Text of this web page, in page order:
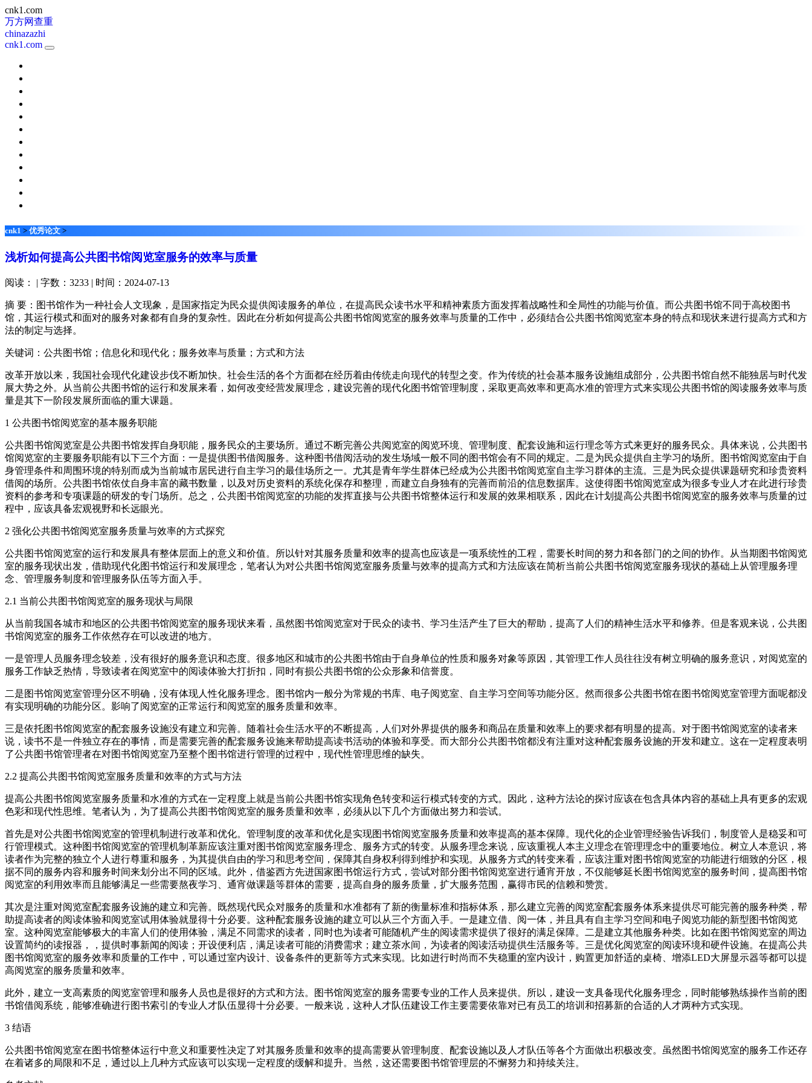
cnk1.com
万方网查重
chinazazhi
cnk1.com
cnk1 > 优秀论文 >
浅析如何提高公共图书馆阅览室服务的效率与质量
阅读： | 字数：3233 | 时间：2024-07-13
摘 要：图书馆作为一种社会人文现象，是国家指定为民众提供阅读服务的单位，在提高民众读书水平和精神素质方面发挥着战略性和全局性的功能与价值。而公共图书馆不同于高校图书
馆，其运行模式和面对的服务对象都有自身的复杂性。因此在分析如何提高公共图书馆阅览室的服务效率与质量的工作中，必须结合公共图书馆阅览室本身的特点和现状来进行提高方式和方
法的制定与选择。
关键词：公共图书馆；信息化和现代化；服务效率与质量；方式和方法
改革开放以来，我国社会现代化建设步伐不断加快。社会生活的各个方面都在经历着由传统走向现代的转型之变。作为传统的社会基本服务设施组成部分，公共图书馆自然不能独居与时代发
展大势之外。从当前公共图书馆的运行和发展来看，如何改变经营发展理念，建设完善的现代化图书馆管理制度，采取更高效率和更高水准的管理方式来实现公共图书馆的阅读服务效率与质
量是其下一阶段发展所面临的重大课题。
1 公共图书馆阅览室的基本服务职能
公共图书馆阅览室是公共图书馆发挥自身职能，服务民众的主要场所。通过不断完善公共阅览室的阅览环境、管理制度、配套设施和运行理念等方式来更好的服务民众。具体来说，公共图书
馆阅览室的主要服务职能有以下三个方面：一是提供图书借阅服务。这种图书借阅活动的发生场域一般不同的图书馆会有不同的规定。二是为民众提供自主学习的场所。图书馆阅览室由于自
身管理条件和周围环境的特别而成为当前城市居民进行自主学习的最佳场所之一。尤其是青年学生群体已经成为公共图书馆阅览室自主学习群体的主流。三是为民众提供课题研究和珍贵资料
借阅的场所。公共图书馆依仗自身丰富的藏书数量，以及对历史资料的系统化保存和整理，而建立自身独有的完善而前沿的信息数据库。这使得图书馆阅览室成为很多专业人才在此进行珍贵
资料的参考和专项课题的研发的专门场所。总之，公共图书馆阅览室的功能的发挥直接与公共图书馆整体运行和发展的效果相联系，因此在计划提高公共图书馆阅览室的服务效率与质量的过
程中，应该具备宏观视野和长远眼光。
2 强化公共图书馆阅览室服务质量与效率的方式探究
公共图书馆阅览室的运行和发展具有整体层面上的意义和价值。所以针对其服务质量和效率的提高也应该是一项系统性的工程，需要长时间的努力和各部门的之间的协作。从当期图书馆阅览
室的服务现状出发，借助现代化图书馆运行和发展理念，笔者认为对公共图书馆阅览室服务质量与效率的提高方式和方法应该在简析当前公共图书馆阅览室服务现状的基础上从管理服务理
念、管理服务制度和管理服务队伍等方面入手。
2.1 当前公共图书馆阅览室的服务现状与局限
从当前我国各城市和地区的公共图书馆阅览室的服务现状来看，虽然图书馆阅览室对于民众的读书、学习生活产生了巨大的帮助，提高了人们的精神生活水平和修养。但是客观来说，公共图
书馆阅览室的服务工作依然存在可以改进的地方。
一是管理人员服务理念较差，没有很好的服务意识和态度。很多地区和城市的公共图书馆由于自身单位的性质和服务对象等原因，其管理工作人员往往没有树立明确的服务意识，对阅览室的
服务工作缺乏热情，导致读者在阅览室中的阅读体验大打折扣，同时有损公共图书馆的公众形象和信誉度。
二是图书馆阅览室管理分区不明确，没有体现人性化服务理念。图书馆内一般分为常规的书库、电子阅览室、自主学习空间等功能分区。然而很多公共图书馆在图书馆阅览室管理方面呢都没
有实现明确的功能分区。影响了阅览室的正常运行和阅览室的服务质量和效率。
三是依托图书馆阅览室的配套服务设施没有建立和完善。随着社会生活水平的不断提高，人们对外界提供的服务和商品在质量和效率上的要求都有明显的提高。对于图书馆阅览室的读者来
说，读书不是一件独立存在的事情，而是需要完善的配套服务设施来帮助提高读书活动的体验和享受。而大部分公共图书馆都没有注重对这种配套服务设施的开发和建立。这在一定程度表明
了公共图书馆管理者在对图书馆阅览室乃至整个图书馆进行管理的过程中，现代性管理思维的缺失。
2.2 提高公共图书馆阅览室服务质量和效率的方式与方法
提高公共图书馆阅览室服务质量和水准的方式在一定程度上就是当前公共图书馆实现角色转变和运行模式转变的方式。因此，这种方法论的探讨应该在包含具体内容的基础上具有更多的宏观
色彩和现代性思维。笔者认为，为了提高公共图书馆阅览室的服务质量和效率，必须从以下几个方面做出努力和尝试。
首先是对公共图书馆阅览室的管理机制进行改革和优化。管理制度的改革和优化是实现图书馆阅览室服务质量和效率提高的基本保障。现代化的企业管理经验告诉我们，制度管人是稳妥和可
行管理模式。这种图书馆阅览室的管理机制革新应该注重对图书馆阅览室服务理念、服务方式的转变。从服务理念来说，应该重视人本主义理念在管理理念中的重要地位。树立人本意识，将
读者作为完整的独立个人进行尊重和服务，为其提供自由的学习和思考空间，保障其自身权利得到维护和实现。从服务方式的转变来看，应该注重对图书馆阅览室的功能进行细致的分区，根
据不同的服务内容和服务时间来划分出不同的区域。此外，借鉴西方先进国家图书馆运行方式，尝试对部分图书馆阅览室进行通宵开放，不仅能够延长图书馆阅览室的服务时间，提高图书馆
阅览室的利用效率而且能够满足一些需要熬夜学习、通宵做课题等群体的需要，提高自身的服务质量，扩大服务范围，赢得市民的信赖和赞赏。
其次是注重对阅览室配套服务设施的建立和完善。既然现代民众对服务的质量和水准都有了新的衡量标准和指标体系，那么建立完善的阅览室配套服务体系来提供尽可能完善的服务种类，帮
助提高读者的阅读体验和阅览室试用体验就显得十分必要。这种配套服务设施的建立可以从三个方面入手。一是建立借、阅一体，并且具有自主学习空间和电子阅览功能的新型图书馆阅览
室。这种阅览室能够极大的丰富人们的使用体验，满足不同需求的读者，同时也为读者可能随机产生的阅读需求提供了很好的满足保障。二是建立其他服务种类。比如在图书馆阅览室的周边
设置简约的读报器，，提供时事新闻的阅读；开设便利店，满足读者可能的消费需求；建立茶水间，为读者的阅读活动提供生活服务等。三是优化阅览室的阅读环境和硬件设施。在提高公共
图书馆阅览室的服务效率和质量的工作中，可以通过室内设计、设备条件的更新等方式来实现。比如进行时尚而不失稳重的室内设计，购置更加舒适的桌椅、增添LED大屏显示器等都可以提
高阅览室的服务质量和效率。
此外，建立一支高素质的阅览室管理和服务人员也是很好的方式和方法。图书馆阅览室的服务需要专业的工作人员来提供。所以，建设一支具备现代化服务理念，同时能够熟练操作当前的图
书馆借阅系统，能够准确进行图书索引的专业人才队伍显得十分必要。一般来说，这种人才队伍建设工作主要需要依靠对已有员工的培训和招募新的合适的人才两种方式实现。
3 结语
公共图书馆阅览室在图书馆整体运行中意义和重要性决定了对其服务质量和效率的提高需要从管理制度、配套设施以及人才队伍等各个方面做出积极改变。虽然图书馆阅览室的服务工作还存
在着诸多的局限和不足，通过以上几种方式应该可以实现一定程度的缓解和提升。当然，这还需要图书馆管理层的不懈努力和持续关注。